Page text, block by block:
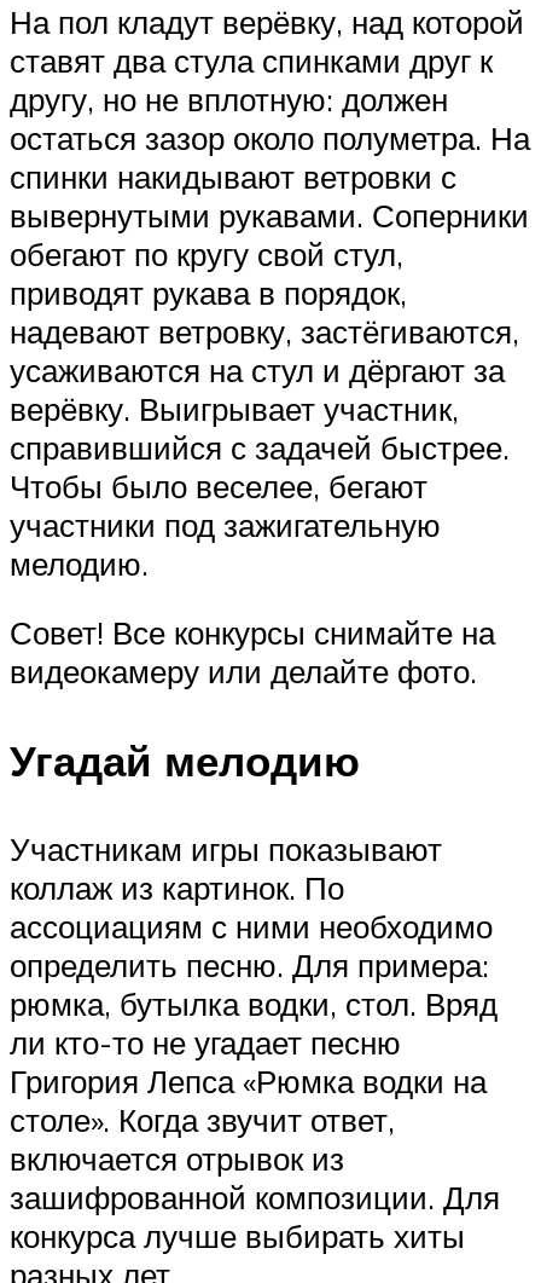
На пол кладут верёвку, над которой
ставят два стула спинками друг к
другу, но не вплотную: должен
остаться зазор около полуметра. На
спинки накидывают ветровки с
вывернутыми рукавами. Соперники
обегают по кругу свой стул,
приводят рукава в порядок,
надевают ветровку, застёгиваются,
усаживаются на стул и дёргают за
верёвку. Выигрывает участник,
справившийся с задачей быстрее.
Чтобы было веселее, бегают
участники под зажигательную
мелодию.
Совет! Все конкурсы снимайте на
видеокамеру или делайте фото.
Угадай мелодию
Участникам игры показывают
коллаж из картинок. По
ассоциациям с ними необходимо
определить песню. Для примера:
рюмка, бутылка водки, стол. Вряд
ли кто-то не угадает песню
Григория Лепса «Рюмка водки на
столе». Когда звучит ответ,
включается отрывок из
зашифрованной композиции. Для
конкурса лучше выбирать хиты
разных лет.